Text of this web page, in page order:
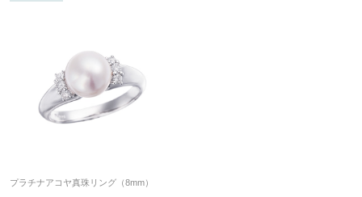
プラチナアコヤ真珠リング（8mm）